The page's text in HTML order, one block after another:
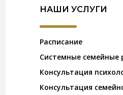
НАШИ УСЛУГИ
Расписание
Системные семейные
Консультация
Консультация